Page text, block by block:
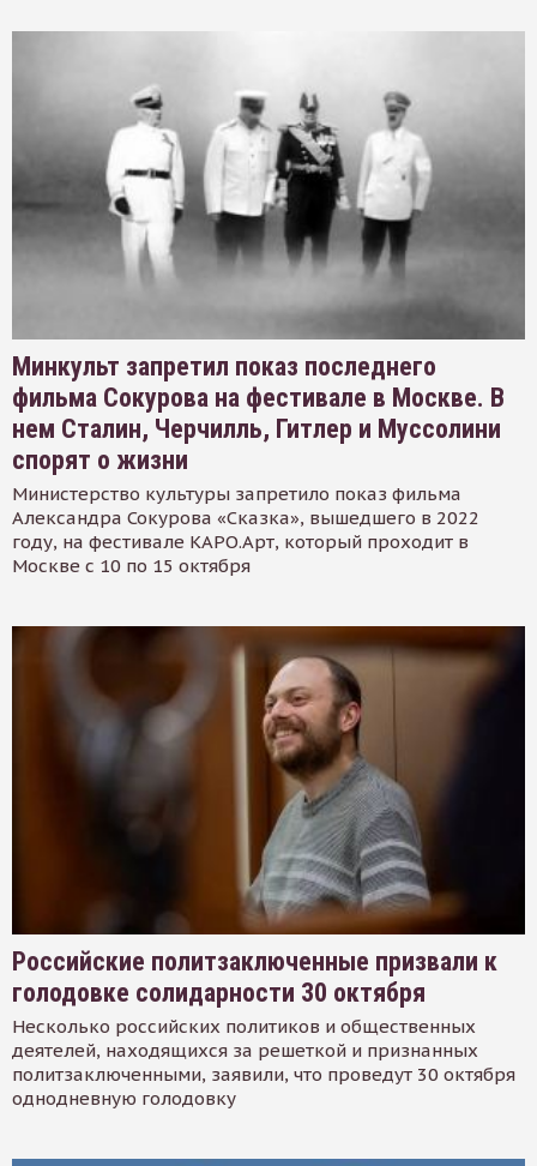
Минкульт запретил показ последнего
фильма Сокурова на фестивале в Москве. В
нем Сталин, Черчилль, Гитлер и Муссолини
спорят о жизни
Министерство культуры запретило показ фильма
Александра Сокурова «Сказка», вышедшего в 2022
году, на фестивале КАРО.Арт, который проходит в
Москве с 10 по 15 октября
Российские политзаключенные призвали к
голодовке солидарности 30 октября
Несколько российских политиков и общественных
деятелей, находящихся за решеткой и признанных
политзаключенными, заявили, что проведут 30 октября
однодневную голодовку